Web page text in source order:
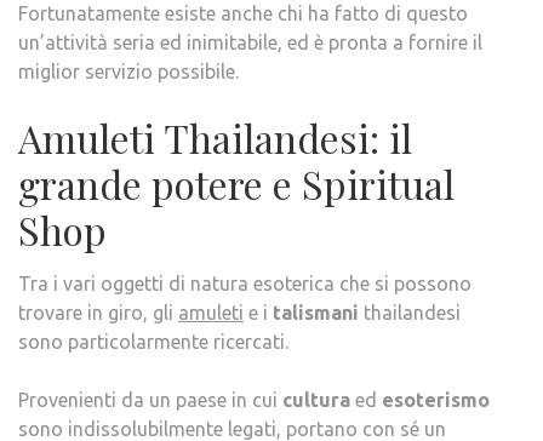
Fortunatamente esiste anche chi ha fatto di questo
un’attività seria ed inimitabile, ed è pronta a fornire il
miglior servizio possibile.
Amuleti Thailandesi: il
grande potere e Spiritual
Shop
Tra i vari oggetti di natura esoterica che si possono
trovare in giro, gli amuleti e i talismani thailandesi
sono particolarmente ricercati.
Provenienti da un paese in cui cultura ed esoterismo
sono indissolubilmente legati, portano con sé un